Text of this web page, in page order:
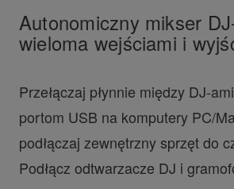
Autonomiczny mikser
wieloma wejściami i
Przełączaj płynnie między DJ-
portom USB na komputery PC/
podłączaj zewnętrzny sprzęt do
Podłącz odtwarzacze DJ i